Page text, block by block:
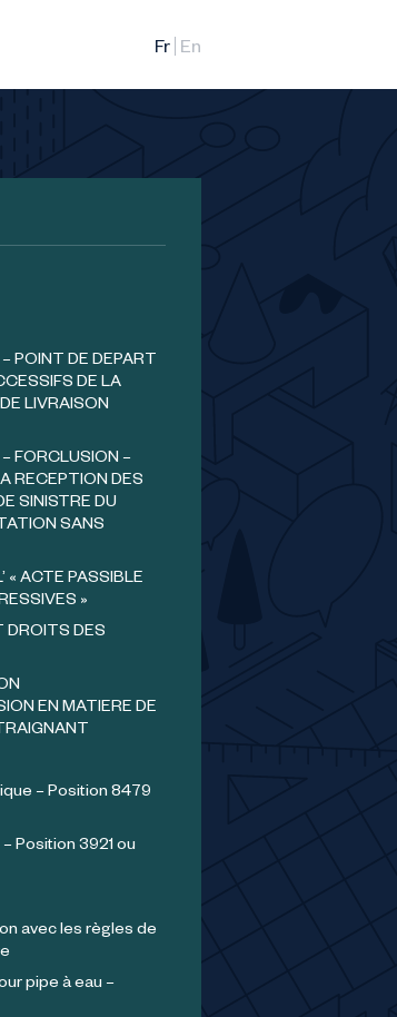
POINT DE DEPART
DE LA
LIVRAISON
FORCLUSION –
RECEPTION DES
SINISTRE DU
SANS
« ACTE PASSIBLE
»
DROITS DES
EN MATIERE DE
– Position 8479
Position 3921 ou
avec les règles de
pipe à eau –